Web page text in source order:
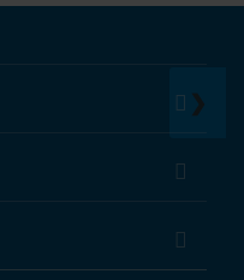
❯